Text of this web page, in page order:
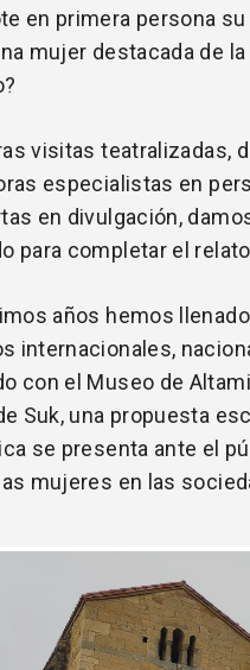
en primera persona
mujer destacada de
visitas teatralizadas,
especialistas en
en divulgación,
para completar el
años hemos
internacionales,
con el Museo de
Suk, una propuesta
se presenta ante el
mujeres en las